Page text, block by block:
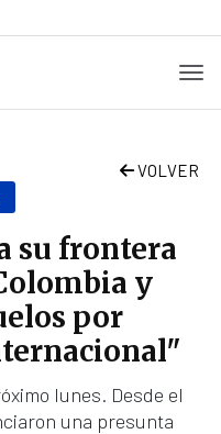
VOLVER
su frontera
y
por
lunes. Desde el
una presunta